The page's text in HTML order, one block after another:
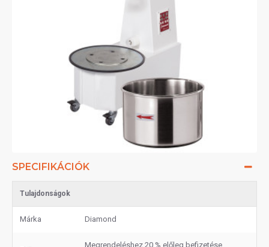
SPECIFIKÁCIÓK
Tulajdonságok
Márka Diamond
Megrendeléshez 20 % előleg befizetése